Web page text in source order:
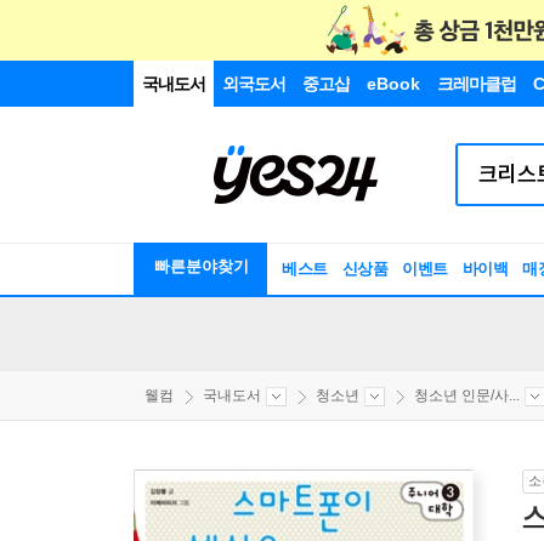
국내도서 외국도서 중고샵 eBook 크레마클럽
빠른분야찾기 베스트 신상품 이벤트 바이백 매
웰컴 국내도서 청소년 청소년 인문/사...